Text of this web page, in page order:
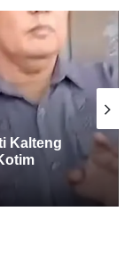
Utara